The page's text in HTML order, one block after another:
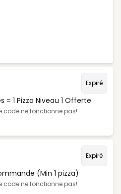
Expiré
= 1 Pizza Niveau 1 Offerte
code ne fonctionne pas!
Expiré
(Min 1 pizza)
code ne fonctionne pas!